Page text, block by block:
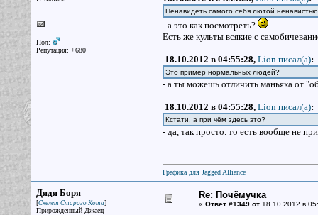
Пол:
Репутация: +680
Ненавидеть самого себя лютой
- а это как посмотреть?
Есть же культы всякие с
18.10.2012 в 04:55:28, Lion писал(a):
Это пример нормальных людей?
- а ты можешь отличить маньяка от
18.10.2012 в 04:55:28, Lion писал(a):
Кстати, а при чём здесь это?
- да, так просто. то есть вообще не
Графика для Jagged Alliance
Дядя Боря
[Скелет Старого Кота]
Прирожденный Джаец
Re: Почёмучка
« Ответ #1349 от18.10.2012 в